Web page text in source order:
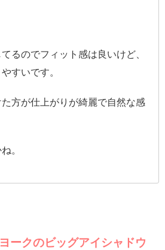
るのでフィット感は良いけど、
すいです。
方が仕上がりが綺麗で自然な感
。
ークのビッグアイシャドウ